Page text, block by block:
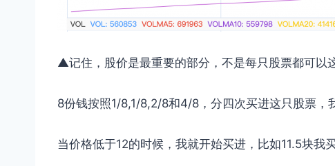
▲记住，股价是最重要的部分，不是每只股票都可以
8份钱按照1/8,1/8,2/8和4/8，分四次买进这只股票，
当价格低于12的时候，我就开始买进，比如11.5块